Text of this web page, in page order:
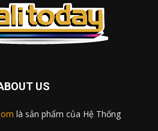
US
là sản phẩm của Hệ Thống